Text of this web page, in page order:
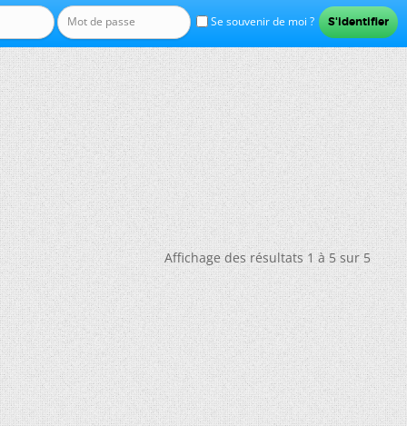
Se souvenir de moi ?
Affichage des résultats 1 à 5 sur 5